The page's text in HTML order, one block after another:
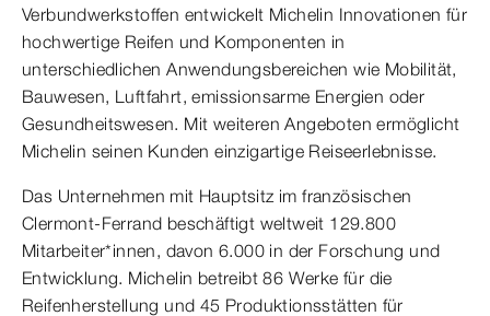
Verbundwerkstoffen entwickelt Michelin Innovationen für
hochwertige Reifen und Komponenten in
unterschiedlichen Anwendungsbereichen wie Mobilität,
Bauwesen, Luftfahrt, emissionsarme Energien oder
Gesundheitswesen. Mit weiteren Angeboten ermöglicht
Michelin seinen Kunden einzigartige Reiseerlebnisse.
Das Unternehmen mit Hauptsitz im französischen
Clermont-Ferrand beschäftigt weltweit 129.800
Mitarbeiter*innen, davon 6.000 in der Forschung und
Entwicklung. Michelin betreibt 86 Werke für die
Reifenherstellung und 45 Produktionsstätten für